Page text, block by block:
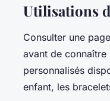
Utilisations
Consulter une
avant de
personnalisés
enfant, les